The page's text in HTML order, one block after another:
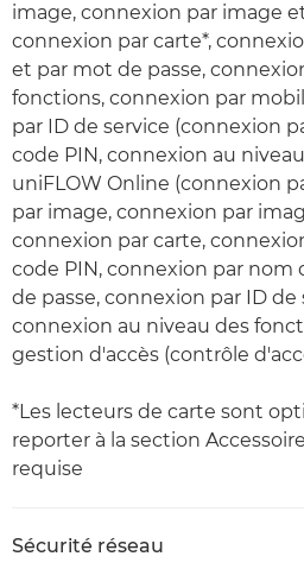
image, connexion par image
connexion par carte*,
et par mot de passe,
fonctions, connexion par
par ID de service (connexion
code PIN, connexion au
uniFLOW Online (connexion
par image, connexion par
connexion par carte,
code PIN, connexion par
de passe, connexion par ID de
connexion au niveau des
gestion d'accès (contrôle
*Les lecteurs de carte sont
reporter à la section
requise
Sécurité réseau